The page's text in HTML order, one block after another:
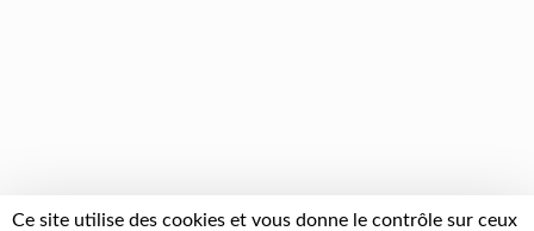
Ce site utilise des cookies et vous donne le contrôle sur ceux